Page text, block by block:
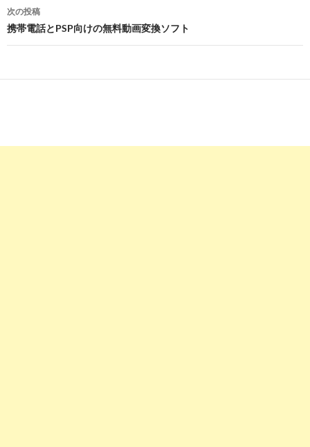
ビ
ゲ
シ
次の投稿
携帯電話とPSP向けの無料動画変換ソフト